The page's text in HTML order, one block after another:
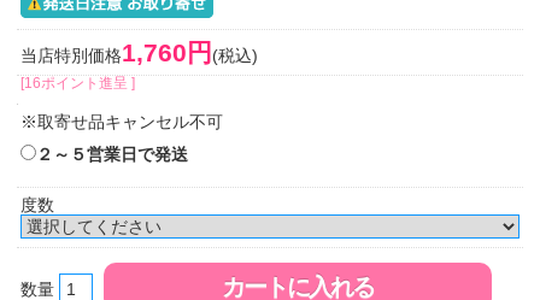
当店特別価格1,760円 (税込)
[16ポイント進呈 ]
※取寄せ品キャンセル不可
２～５営業日で発送
度数
数量